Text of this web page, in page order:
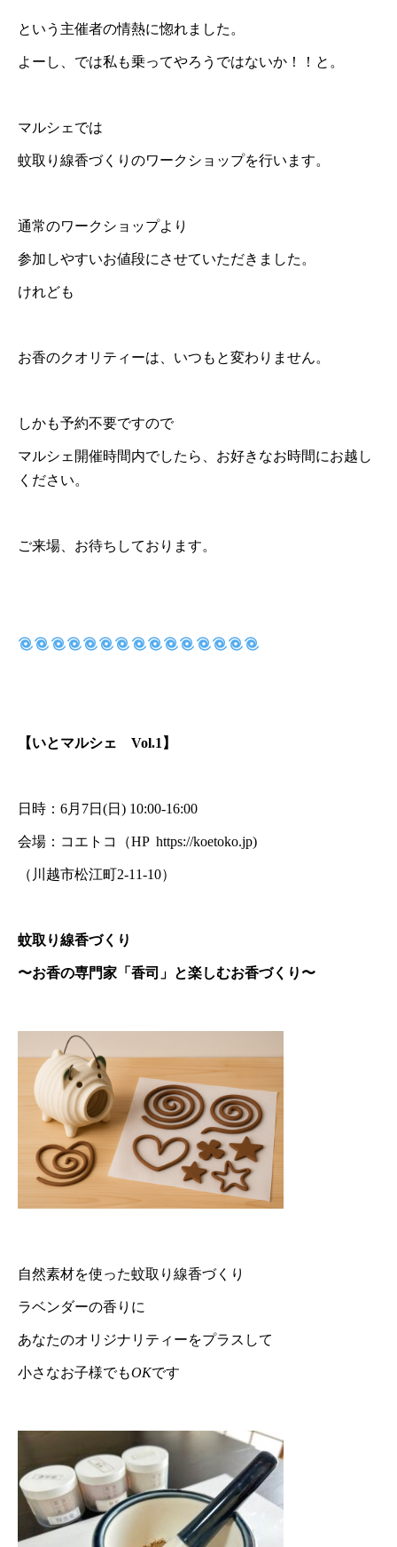
という主催者の情熱に惚れました。
よーし、では私も乗ってやろうではないか！！と。
マルシェでは
蚊取り線香づくりのワークショップを行います。
通常のワークショップより
参加しやすいお値段にさせていただきました。
けれども
お香のクオリティーは、いつもと変わりません。
しかも予約不要ですので
マルシェ開催時間内でしたら、お好きなお時間にお越し
ください。
ご来場、お待ちしております。
【いとマルシェ Vol.1】
日時：6月7日(日) 10:00-16:00
会場：コエトコ（HP https://koetoko.jp)
（川越市松江町2-11-10）
蚊取り線香づくり
〜お香の専門家「香司」と楽しむお香づくり〜
自然素材を使った蚊取り線香づくり
ラベンダーの香りに
あなたのオリジナリティーをプラスして
小さなお子様でもOKです